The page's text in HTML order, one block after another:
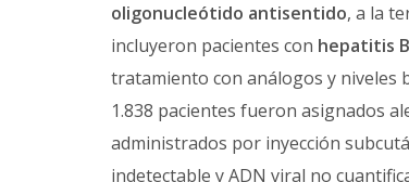
oligonucleótido antisentido, a la
incluyeron pacientes con hepatitis
tratamiento con análogos y niveles
1.838 pacientes fueron asignados
administrados por inyección
indetectable y ADN viral no